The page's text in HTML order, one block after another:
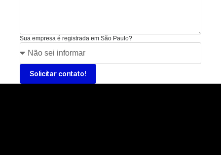
Sua empresa é registrada em São Paulo?
Solicitar contato!